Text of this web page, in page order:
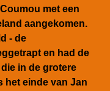
met een
aangekomen.
- de
en had de
in de grotere
het einde van Jan